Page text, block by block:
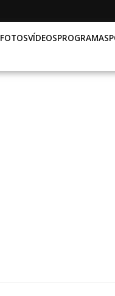
FOTOSVÍDEOSPROGRAMAS